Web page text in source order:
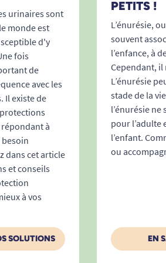
plusieurs fois sans
afin de réajuster la
besoin ou lors de la toilette.
:
des marquages visibles
du change, évitant toute
et favorisant
des utilisateurs ou la rapidité
aidants.
:
la protection épouse
la forme du bassin et des
contrainte ni gêne,
liberté de mouvement et
d’inconfort.
à tous les contextes
urinaires sont
monde est
d'y
fois
de
avec les
Il existe de
à
dans cet article
et conseils
à vos
SOLUTIONS
PETITS !
L’énurésie,
souvent
l’enfance, à
Cependant, il
L’énurésie
stade de la
l’énurésie ne
pour l’adulte
l’enfant.
ou
EN